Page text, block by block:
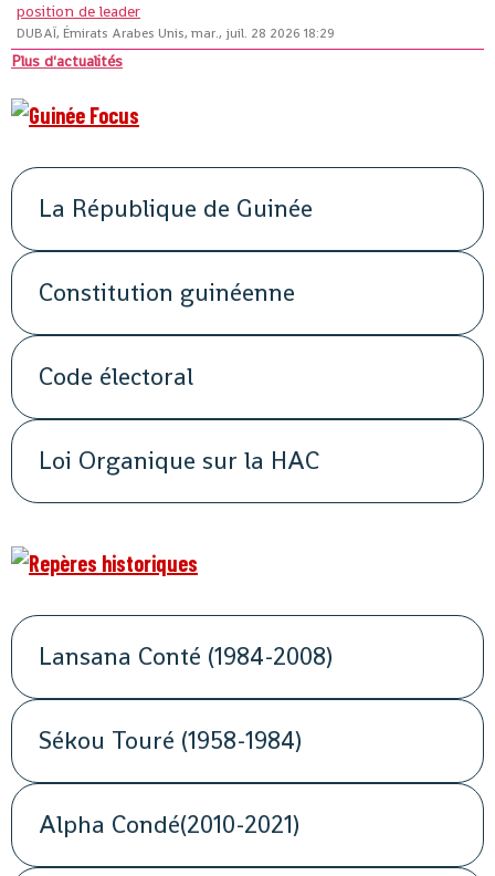
position de leader
DUBAÏ, Émirats Arabes Unis, mar., juil. 28 2026 18:29
Plus d'actualités
La République de Guinée
Constitution guinéenne
Code électoral
Loi Organique sur la HAC
Lansana Conté (1984-2008)
Sékou Touré (1958-1984)
Alpha Condé(2010-2021)